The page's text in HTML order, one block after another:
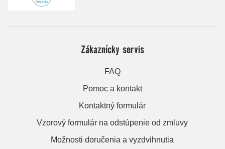
Zákaznícky servis
FAQ
Pomoc a kontakt
Kontaktný formulár
Vzorový formulár na odstúpenie od zmluvy
Možnosti doručenia a vyzdvihnutia